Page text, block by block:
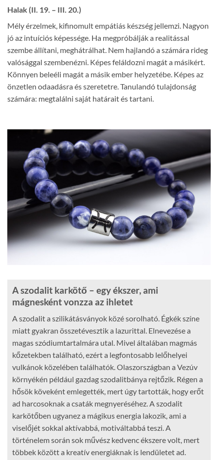
Halak (II. 19. – III. 20.)
Mély érzelmek, kifinomult empátiás készség jellemzi. Nagyon
jó az intuíciós képessége. Ha megpróbálják a realitással
szembe állítani, meghátrálhat. Nem hajlandó a számára rideg
valósággal szembenézni. Képes feláldozni magát a másikért.
Könnyen beleéli magát a másik ember helyzetébe. Képes az
önzetlen odaadásra és szeretetre. Tanulandó tulajdonság
számára: megtalálni saját határait és tartani.
A szodalit karkötő – egy ékszer, ami
mágnesként vonzza az ihletet
A szodalit a szilikátásványok közé sorolható. Égkék színe
miatt gyakran összetévesztik a lazurittal. Elnevezése a
magas szódiumtartalmára utal. Mivel általában magmás
kőzetekben található, ezért a legfontosabb lelőhelyei
vulkánok közelében találhatók. Olaszországban a Vezúv
környékén például gazdag szodalitbánya rejtőzik. Régen a
hősök köveként emlegették, mert úgy tartották, hogy erőt
ad harcosoknak a csaták megnyeréséhez. A szodalit
karkötőben ugyanez a mágikus energia lakozik, ami a
viselőjét sokkal aktívabbá, motiváltabbá teszi. A
történelem során sok művész kedvenc ékszere volt, mert
többek között a kreatív energiáknak is lendületet ad.